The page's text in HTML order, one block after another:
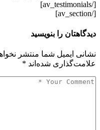
را بنویسید
ایمیل شما منتشر نخواهد شد.
شده‌اند*